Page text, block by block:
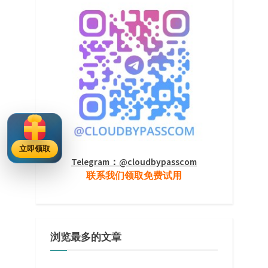
Telegram：@cloudbypasscom
联系我们领取免费试用
浏览最多的文章
立即领取